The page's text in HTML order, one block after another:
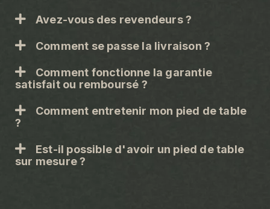
Avez-vous des revendeurs ?
Comment se passe la livraison ?
Comment fonctionne la garantie
satisfait ou remboursé ?
Comment entretenir mon pied de table
?
Est-il possible d'avoir un pied de table
sur mesure ?